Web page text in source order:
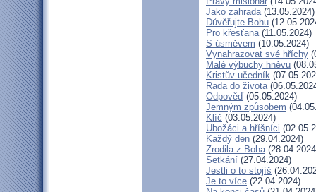
Jako zahrada(13.05.2024)
Důvěřujte Bohu
Pro křesťana(11.05.2024)
S úsměvem (10.05.2024)
Vynahrazovat své hříchy
Malé výbuchy hněvu
Kristův učedník
Rada do života
Odpověď (05.05.2024)
Jemným způsobem
Klíč (03.05.2024)
Ubožáci a hříšníci
Každý den (29.04.2024)
Zrodila z Boha
Setkání (27.04.2024)
Jestli o to stojíš
Je to více (22.04.2024)